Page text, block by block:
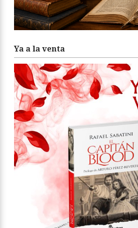
Ya a la venta